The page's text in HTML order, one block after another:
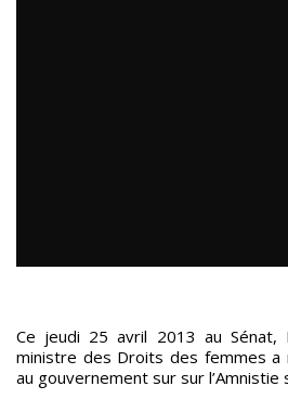
Ce jeudi 25 avril 2013 au Sénat,
ministre des Droits des femmes a
au gouvernement sur sur l’Amnistie